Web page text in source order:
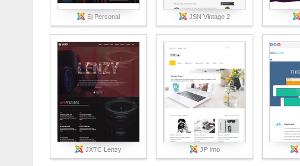
Sj Personal JSN Vintage 2
JXTC Lenzy JP Imo